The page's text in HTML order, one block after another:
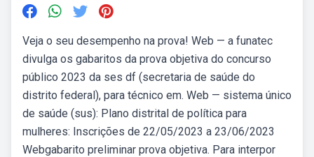
Veja o seu desempenho na prova! Web — a funatec
divulga os gabaritos da prova objetiva do concurso
público 2023 da ses df (secretaria de saúde do
distrito federal), para técnico em. Web — sistema único
de saúde (sus): Plano distrital de política para
mulheres: Inscrições de 22/05/2023 a 23/06/2023
Webgabarito preliminar prova objetiva. Para interpor